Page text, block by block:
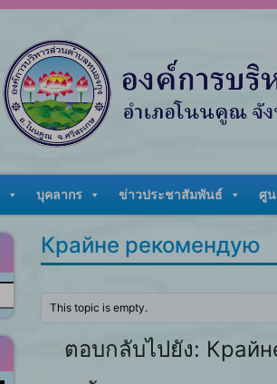
บุคลากร ข่าวประชาสัมพันธ์ ศู
Крайне рекомендую
This topic is empty.
ตอบกลับไปยัง: